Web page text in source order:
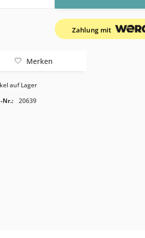
Zahlung mit
Merken
auf Lager
Nr.:
20639